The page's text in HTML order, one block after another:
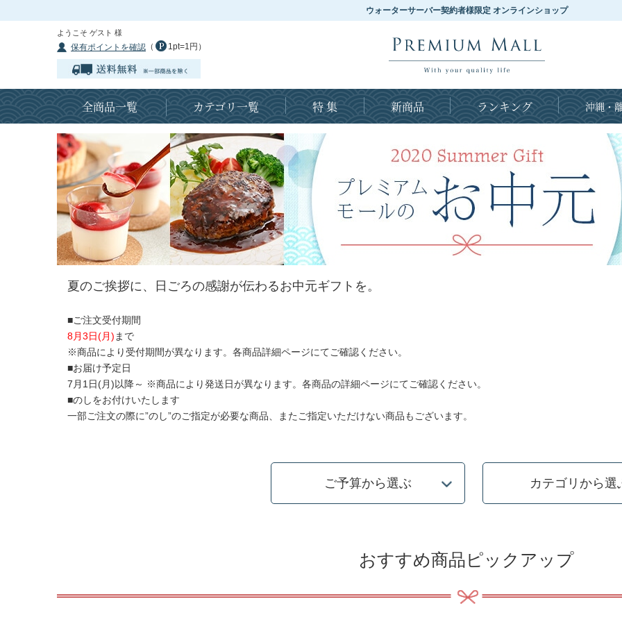
ウォーターサーバー契約者様限定 オンラインショップ
ようこそ ゲスト 様
保有ポイントを確認 （ 1pt=1円）
全商品一覧 カテゴリ一覧 特 集 新商品 ランキング 沖縄・
夏のご挨拶に、日ごろの感謝が伝わるお中元ギフトを。
■ご注文受付期間
8月3日(月) まで
※商品により受付期間が異なります。各商品詳細ページにてご確認ください。
■お届け予定日
7月1日(月)以降～ ※商品により発送日が異なります。各商品の詳細ページにてご確認ください。
■のしをお付けいたします
一部ご注文の際に”のし”のご指定が必要な商品、またご指定いただけない商品もございます。
ご予算から選ぶ カテゴリから選
おすすめ商品ピックアップ